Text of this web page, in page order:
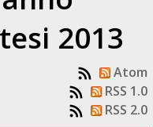
2013
Atom
RSS 1.0
RSS 2.0